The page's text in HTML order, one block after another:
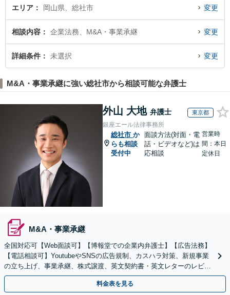
のプロフィール情報や弁護士費用、強みなどが注目されています。『総社市で
い』『初回相談無料でM&A・事業承継を法律相談できる総社市内の弁護士に相
談予約したい』などでお困りの相談者さんにおすすめです。
エリア 岡山県、総社市 変更
相談内容 企業法務、M&A・事業承継 変更
詳細条件 未選択 変更
M&A・事業承継に強い総社市から相談可能な弁護士
外山 大地 弁護士 東京都
銀座エール法律事務所
総社市 か
らも相談
受付中
面談方法(対面・電
話・ビデオなど)は
応相談
営業時
間：本日
定休日
M&A・事業承継
全国対応可【Web面談可】【博報堂での企業内弁護士】【広告法務】
【電話相談可】YoutubeやSNSの広告規制、カスハラ対策、新規事業
の立ち上げ、事業承継、株式譲渡、英文契約書・英文レターのレビュ
ー・ドラフトなどに対応。
料金表を見る